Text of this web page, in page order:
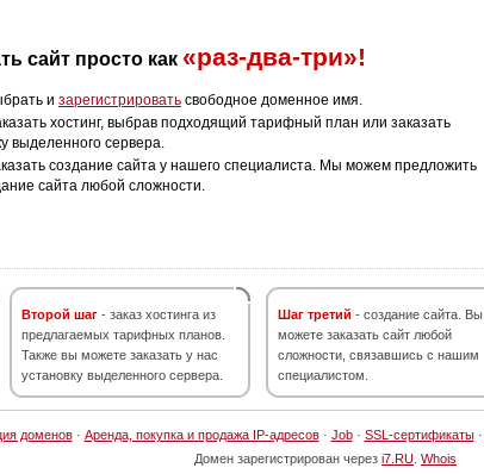
сайт просто как «раз-два-три»!
и зарегистрировать свободное доменное имя.
хостинг, выбрав подходящий тарифный план или заказать
выделенного сервера.
создание сайта у нашего специалиста. Мы можем предложить
сайта любой сложности.
Второй шаг - заказ хостинга из
предлагаемых тарифных планов.
Также вы можете заказать у нас
установку выделенного сервера.
Шаг третий - создание сайта. Вы
можете заказать сайт любой
сложности, связавшись с нашим
специалистом.
доменов· Аренда, покупка и продажа IP-адресов· Job· SSL-сертификаты·
Домен зарегистрирован через i7.RU Whois